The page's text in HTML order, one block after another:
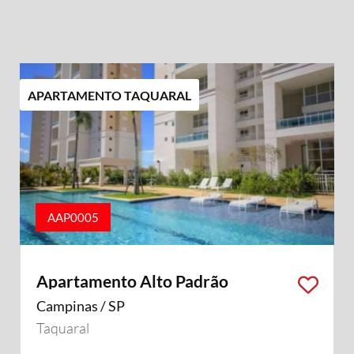
APARTAMENTO TAQUARAL
AAP0005
Apartamento Alto Padrão
Campinas / SP
Taquaral